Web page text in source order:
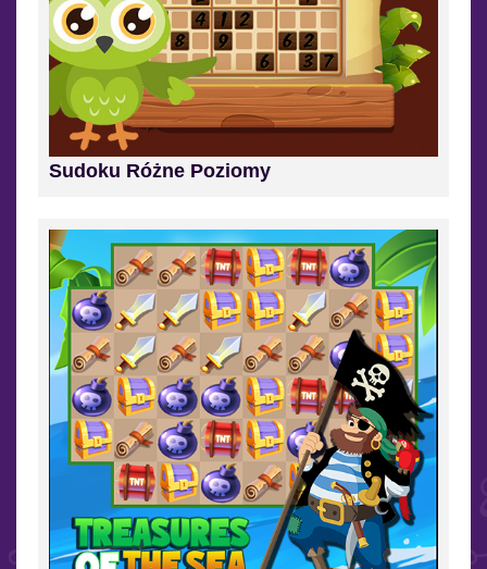
Sudoku Różne Poziomy